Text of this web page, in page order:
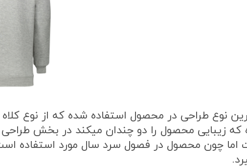
نوع طراحی در محصول استفاده شده که از نوع
زیبایی محصول را دو چندان میکند در بخش طراحی
اما چون محصول در فصول سرد سال مورد